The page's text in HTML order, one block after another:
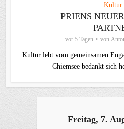
Kultur
PRIENS
vor 5 Tagen von
Kultur lebt vom gemeinsamen
Chiemsee bedankt sich
Freitag, 7.